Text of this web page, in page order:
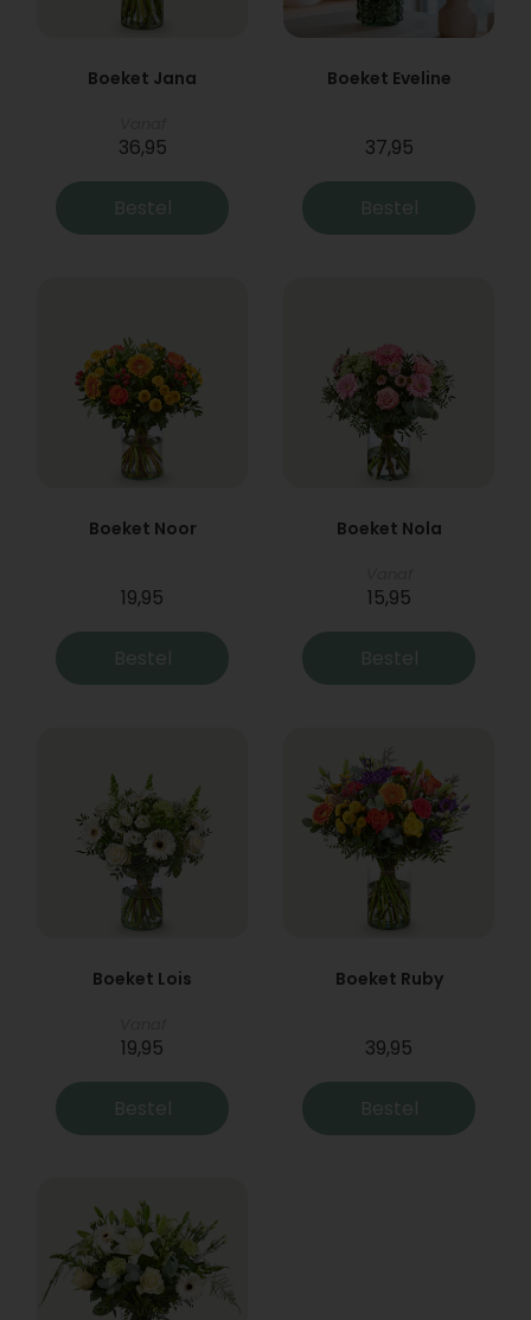
Boeket Jana
36,95
Bestel
Boeket Eveline
37,95
Bestel
Boeket Noor
19,95
Bestel
Boeket Nola
15,95
Bestel
Boeket Lois
19,95
Bestel
Boeket Ruby
39,95
Bestel